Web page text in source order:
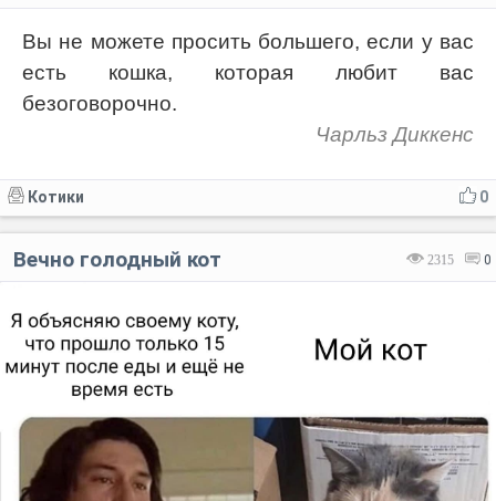
Вы не можете просить большего, если у вас
есть кошка, которая любит вас
безоговорочно.
Чарльз Диккенс
0
Котики
2315 0
Вечно голодный кот